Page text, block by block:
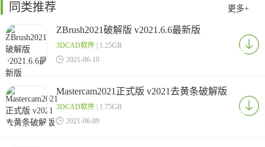
同类推荐 更多+
ZBrush2021破解版 v2021.6.6最新版
3DCAD软件| 1.25GB
 2021-06-10
Mastercam2021正式版 v2021去黄条破解版
3DCAD软件| 1.75GB
 2021-06-09